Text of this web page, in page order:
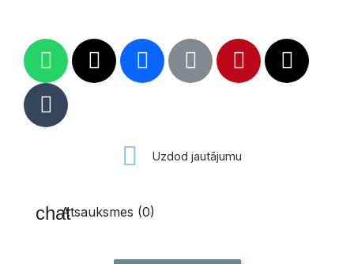
Uzdod jautājumu
Atsauksmes (0)